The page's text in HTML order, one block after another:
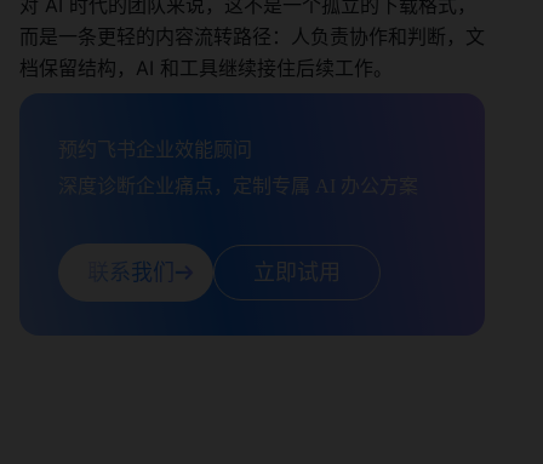
对 AI 时代的团队来说，这不是一个孤立的下载格式，
而是一条更轻的内容流转路径：人负责协作和判断，文
档保留结构，AI 和工具继续接住后续工作。
预约飞书企业效能顾问
深度诊断企业痛点，定制专属 AI 办公方案
联系我们 立即试用